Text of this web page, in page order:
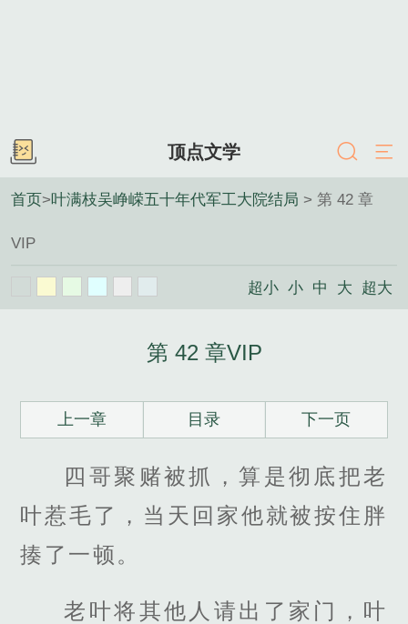
顶点文学
首页>叶满枝吴峥嵘五十年代军工大院结局 > 第 42 章
VIP
超小 小 中 大 超大
第 42 章VIP
上一章 目录 下一页
四哥聚赌被抓，算是彻底把老
叶惹毛了，当天回家他就被按住胖
揍了一顿。
老叶将其他人请出了家门，叶